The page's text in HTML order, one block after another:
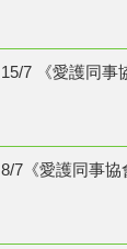
15/7 《愛護同事
8/7《愛護同事